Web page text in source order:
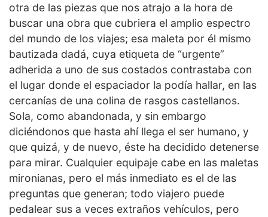
otra de las piezas que nos atrajo a la hora de
buscar una obra que cubriera el amplio espectro
del mundo de los viajes; esa maleta por él mismo
bautizada dadá, cuya etiqueta de “urgente”
adherida a uno de sus costados contrastaba con
el lugar donde el espaciador la podía hallar, en las
cercanías de una colina de rasgos castellanos.
Sola, como abandonada, y sin embargo
diciéndonos que hasta ahí llega el ser humano, y
que quizá, y de nuevo, éste ha decidido detenerse
para mirar. Cualquier equipaje cabe en las maletas
mironianas, pero el más inmediato es el de las
preguntas que generan; todo viajero puede
pedalear sus a veces extraños vehículos, pero